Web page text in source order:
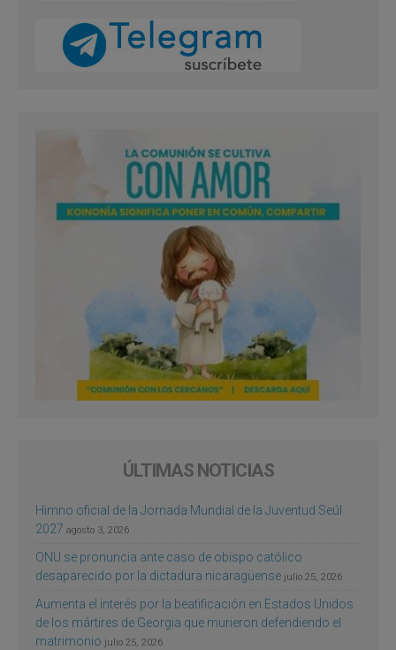
ÚLTIMAS NOTICIAS
Himno oficial de la Jornada Mundial de la Juventud Seúl
2027 agosto 3, 2026
ONU se pronuncia ante caso de obispo católico
desaparecido por la dictadura nicaragüense julio 25, 2026
Aumenta el interés por la beatificación en Estados Unidos
de los mártires de Georgia que murieron defendiendo el
matrimonio julio 25, 2026